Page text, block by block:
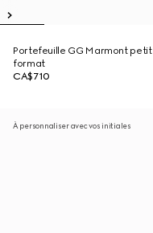
Portefeuille GG Marmont petit
format
CA$710
À personnaliser avec vos initiales